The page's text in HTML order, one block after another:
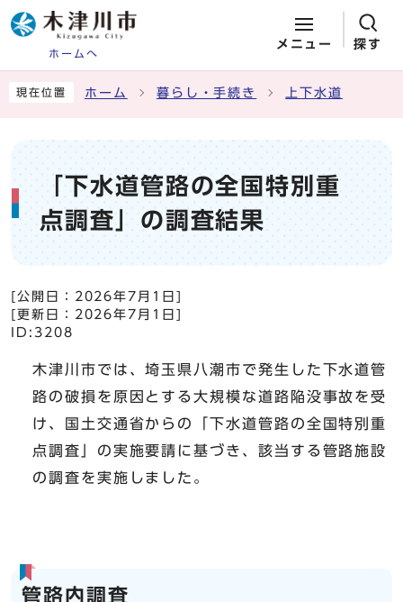
ホームへ
メニュー 探す
現在位置 ホーム 暮らし・手続き 上下水道
「下水道管路の全国特別重
点調査」の調査結果
[公開日： 2026年7月1日
[更新日： 2026年7月1日
ID:3208
木津川市では、埼玉県八潮市で発生した下水道管
路の破損を原因とする大規模な道路陥没事故を受
け、国土交通省からの「下水道管路の全国特別重
点調査」の実施要請に基づき、該当する管路施設
の調査を実施しました。
管路内調査